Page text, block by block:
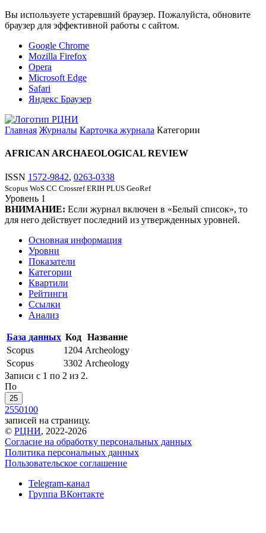
Вы используете устаревший браузер. Пожалуйста, обновите
браузер для эффективной работы с сайтом.
Google Chrome
Mozilla Firefox
Opera
Microsoft Edge
Safari
Яндекс Браузер
Главная Журналы Карточка журнала Категории
AFRICAN ARCHAEOLOGICAL REVIEW
ISSN 1572-9842, 0263-0338
Scopus WoS CC Crossref ERIH PLUS GeoRef
Уровень 1
ВНИМАНИЕ: Если журнал включен в «Белый список», то
для него действует последний из утвержденных уровней.
Основная информация
Уровни
Показатели
Категории
Квартили
Рейтинги
Ссылки
Анализ
База данных Код
Название
Scopus
1204 Archeology
Scopus
3302 Archeology
Записи с 1 по 2 из 2.
По
25
2550100
записей на страницу.
© РЦНИ, 2022-2026
Согласие на обработку персональных данных
Политика персональных данных
Пользовательское соглашение
Telegram-канал
Группа ВКонтакте